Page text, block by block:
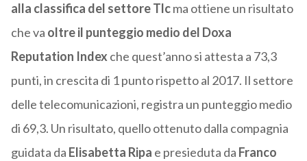
alla classifica del settore Tlcma ottiene un risultato
che va oltre il punteggio medio del Doxa
Reputation Indexche quest’anno si attesta a 73,3
punti, in crescita di 1 punto rispetto al 2017. Il settore
delle telecomunicazioni, registra un punteggio medio
di 69,3. Un risultato, quello ottenuto dalla compagnia
guidata da Elisabetta Ripa e presieduta da Franco